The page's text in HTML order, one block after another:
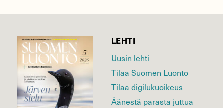
LEHTI
Uusin lehti
Tilaa Suomen Luonto
Tilaa digilukuoikeus
Äänestä parasta juttua